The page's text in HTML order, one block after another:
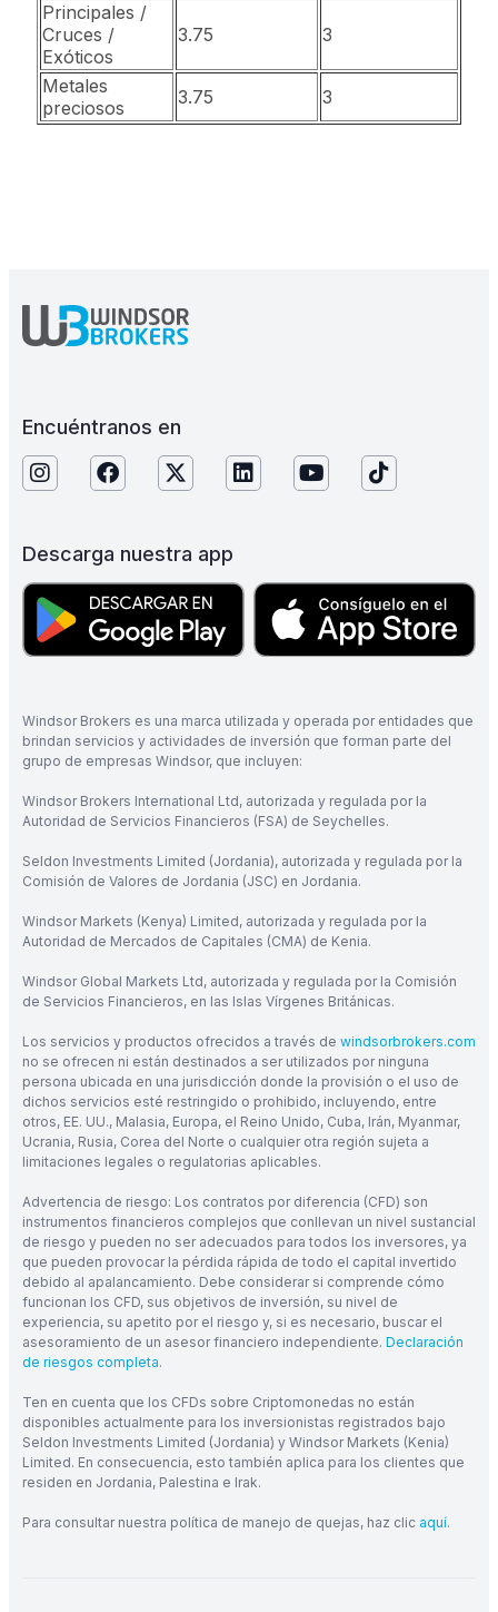
Principales /
Cruces /
Exóticos
3.75 3
Metales
preciosos
3.75 3
Encuéntranos en
Descarga nuestra app
Windsor Brokers es una marca utilizada y operada por entidades que
brindan servicios y actividades de inversión que forman parte del
grupo de empresas Windsor, que incluyen:
Windsor Brokers International Ltd, autorizada y regulada por la
Autoridad de Servicios Financieros (FSA) de Seychelles.
Seldon Investments Limited (Jordania), autorizada y regulada por la
Comisión de Valores de Jordania (JSC) en Jordania.
Windsor Markets (Kenya) Limited, autorizada y regulada por la
Autoridad de Mercados de Capitales (CMA) de Kenia.
Windsor Global Markets Ltd, autorizada y regulada por la Comisión
de Servicios Financieros, en las Islas Vírgenes Británicas.
Los servicios y productos ofrecidos a través de windsorbrokers.com
no se ofrecen ni están destinados a ser utilizados por ninguna
persona ubicada en una jurisdicción donde la provisión o el uso de
dichos servicios esté restringido o prohibido, incluyendo, entre
otros, EE. UU., Malasia, Europa, el Reino Unido, Cuba, Irán, Myanmar,
Ucrania, Rusia, Corea del Norte o cualquier otra región sujeta a
limitaciones legales o regulatorias aplicables.
Advertencia de riesgo: Los contratos por diferencia (CFD) son
instrumentos financieros complejos que conllevan un nivel sustancial
de riesgo y pueden no ser adecuados para todos los inversores, ya
que pueden provocar la pérdida rápida de todo el capital invertido
debido al apalancamiento. Debe considerar si comprende cómo
funcionan los CFD, sus objetivos de inversión, su nivel de
experiencia, su apetito por el riesgo y, si es necesario, buscar el
asesoramiento de un asesor financiero independiente. Declaración
de riesgos completa.
Ten en cuenta que los CFDs sobre Criptomonedas no están
disponibles actualmente para los inversionistas registrados bajo
Seldon Investments Limited (Jordania) y Windsor Markets (Kenia)
Limited. En consecuencia, esto también aplica para los clientes que
residen en Jordania, Palestina e Irak.
Para consultar nuestra política de manejo de quejas, haz clic aquí.